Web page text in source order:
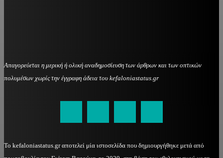
Απαγορεύεται η μερική ή ολική αναδημοσίευση των άρθρων και των οπτικών
πολυμέσων χωρίς την έγγραφη άδεια του kefaloniastatus.gr
Το kefaloniastatus.gr αποτελεί μία ιστοσελίδα που δημιουργήθηκε μετά από